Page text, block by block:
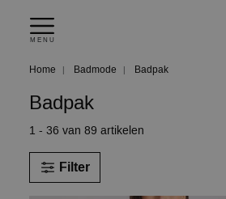
MENU
Home Badmode Badpak
Badpak
1 - 36 van 89 artikelen
Filter